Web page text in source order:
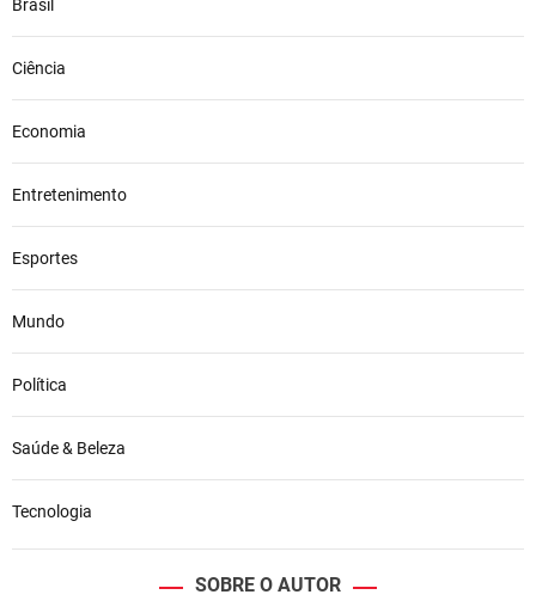
Brasil
Ciência
Economia
Entretenimento
Esportes
Mundo
Política
Saúde & Beleza
Tecnologia
SOBRE O AUTOR